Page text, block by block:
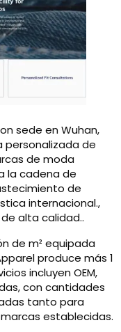
sede en Wuhan,
personalizada de
de moda
la cadena de
de
internacional.,
alta calidad..
de m² equipada
produce más 1
incluyen OEM,
con cantidades
tanto para
establecidas.